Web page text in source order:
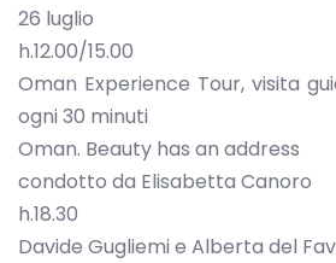
26 luglio
h.12.00/15.00
Oman Experience Tour, visita
ogni 30 minuti
Oman. Beauty has an address
condotto da Elisabetta Canoro
h.18.30
Davide Gugliemi e Alberta del